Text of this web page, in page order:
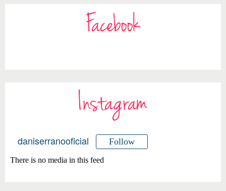
Facebook
Instagram
daniserranooficial Follow
There is no media in this feed